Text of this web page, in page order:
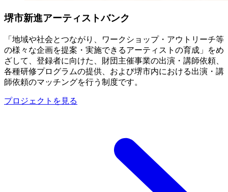
堺市新進アーティストバンク
「地域や社会とつながり、ワークショップ・アウトリーチ等
の様々な企画を提案・実施できるアーティストの育成」をめ
ざして、登録者に向けた、財団主催事業の出演・講師依頼、
各種研修プログラムの提供、および堺市内における出演・講
師依頼のマッチングを行う制度です。
プロジェクトを見る